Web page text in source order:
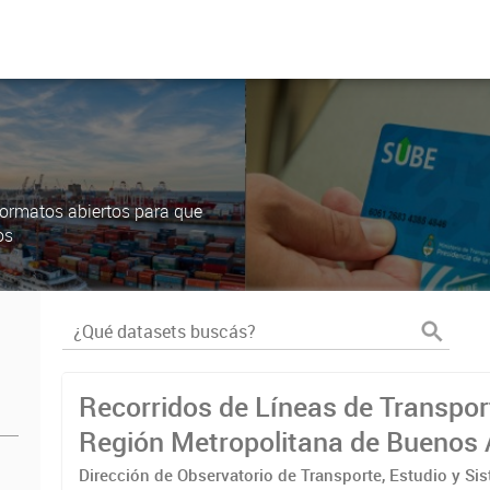
abiertos para que
Recorridos de Líneas de
Región Metropolitana de Buenos
(RMBA)
Dirección de Observatorio de Transporte, Estudio y